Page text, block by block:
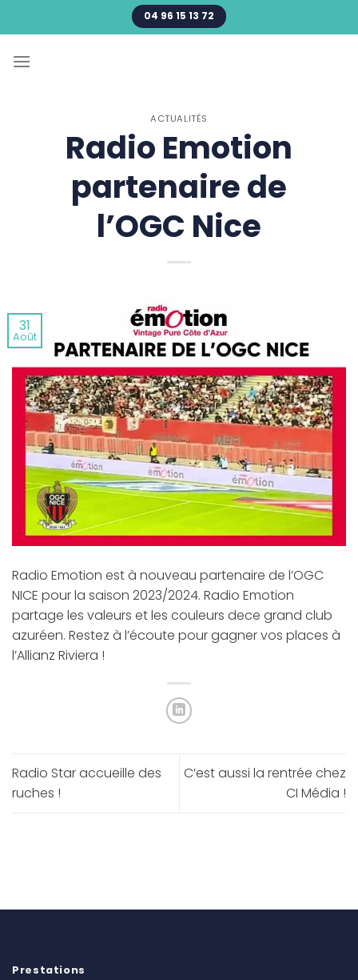
au
04 96 15 13 72
ACTUALITÉS
Radio Emotion
partenaire de
l’OGC Nice
31
Août
Radio Emotion est à nouveau partenaire de l’OGC
NICE pour la saison 2023/2024. Radio Emotion
partage les valeurs et les couleurs dece grand club
azuréen. Restez à l’écoute pour gagner vos places à
l’Allianz Riviera !
Radio Star accueille des
ruches !
C’est aussi la rentrée chez
CI Média !
Prestations